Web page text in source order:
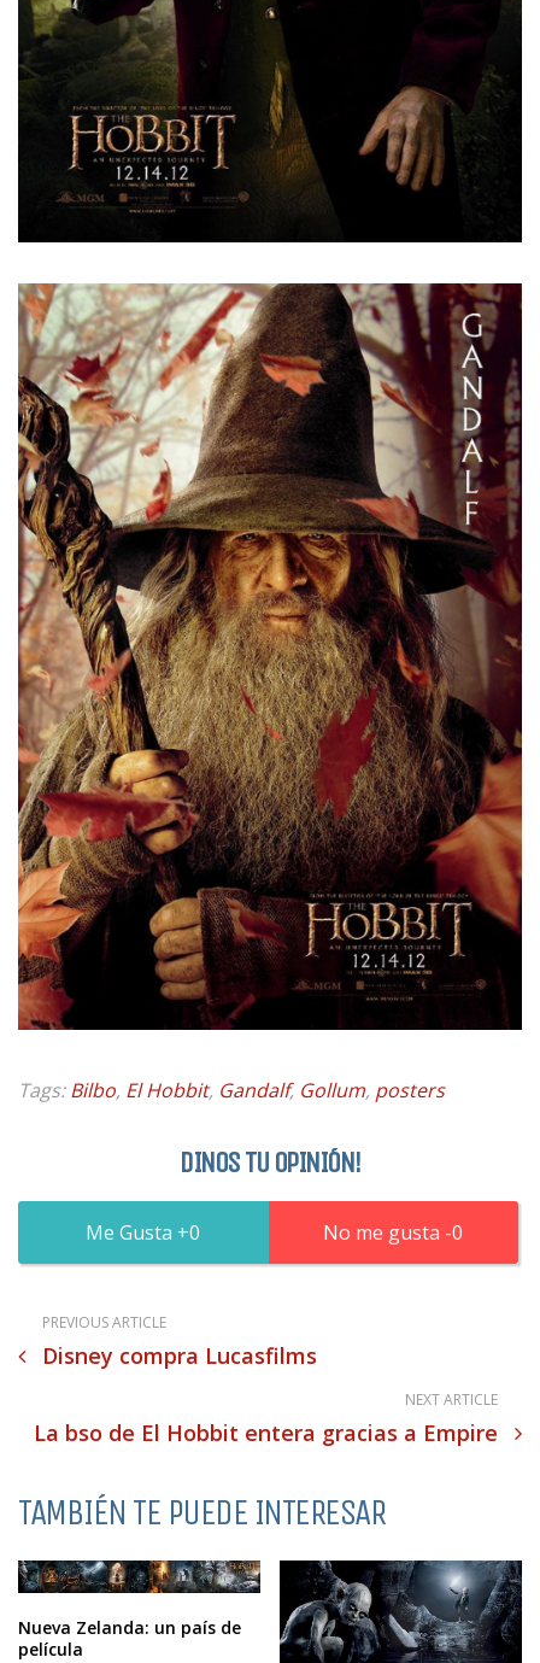
Tags:Bilbo, El Hobbit, Gandalf, Gollum, posters
DINOS TU OPINIÓN!
0 0
PREVIOUS ARTICLE
Disney compra Lucasfilms
NEXT ARTICLE
La bso de El Hobbit entera gracias a Empire
TAMBIÉN TE PUEDE INTERESAR
Nueva Zelanda: un país de
película